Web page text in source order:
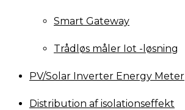
Smart Gateway
Trådløs måler Iot -løsning
PV/Solar Inverter Energy Meter
Distribution af isolationseffekt